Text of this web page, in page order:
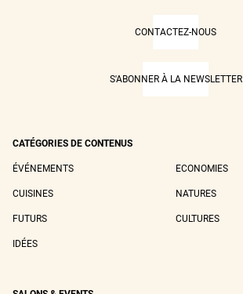
CONTACTEZ-NOUS
S'ABONNER À LA NEWSLETTER
CATÉGORIES DE CONTENUS
ÉVÉNEMENTS ECONOMIES
CUISINES NATURES
FUTURS CULTURES
IDÉES